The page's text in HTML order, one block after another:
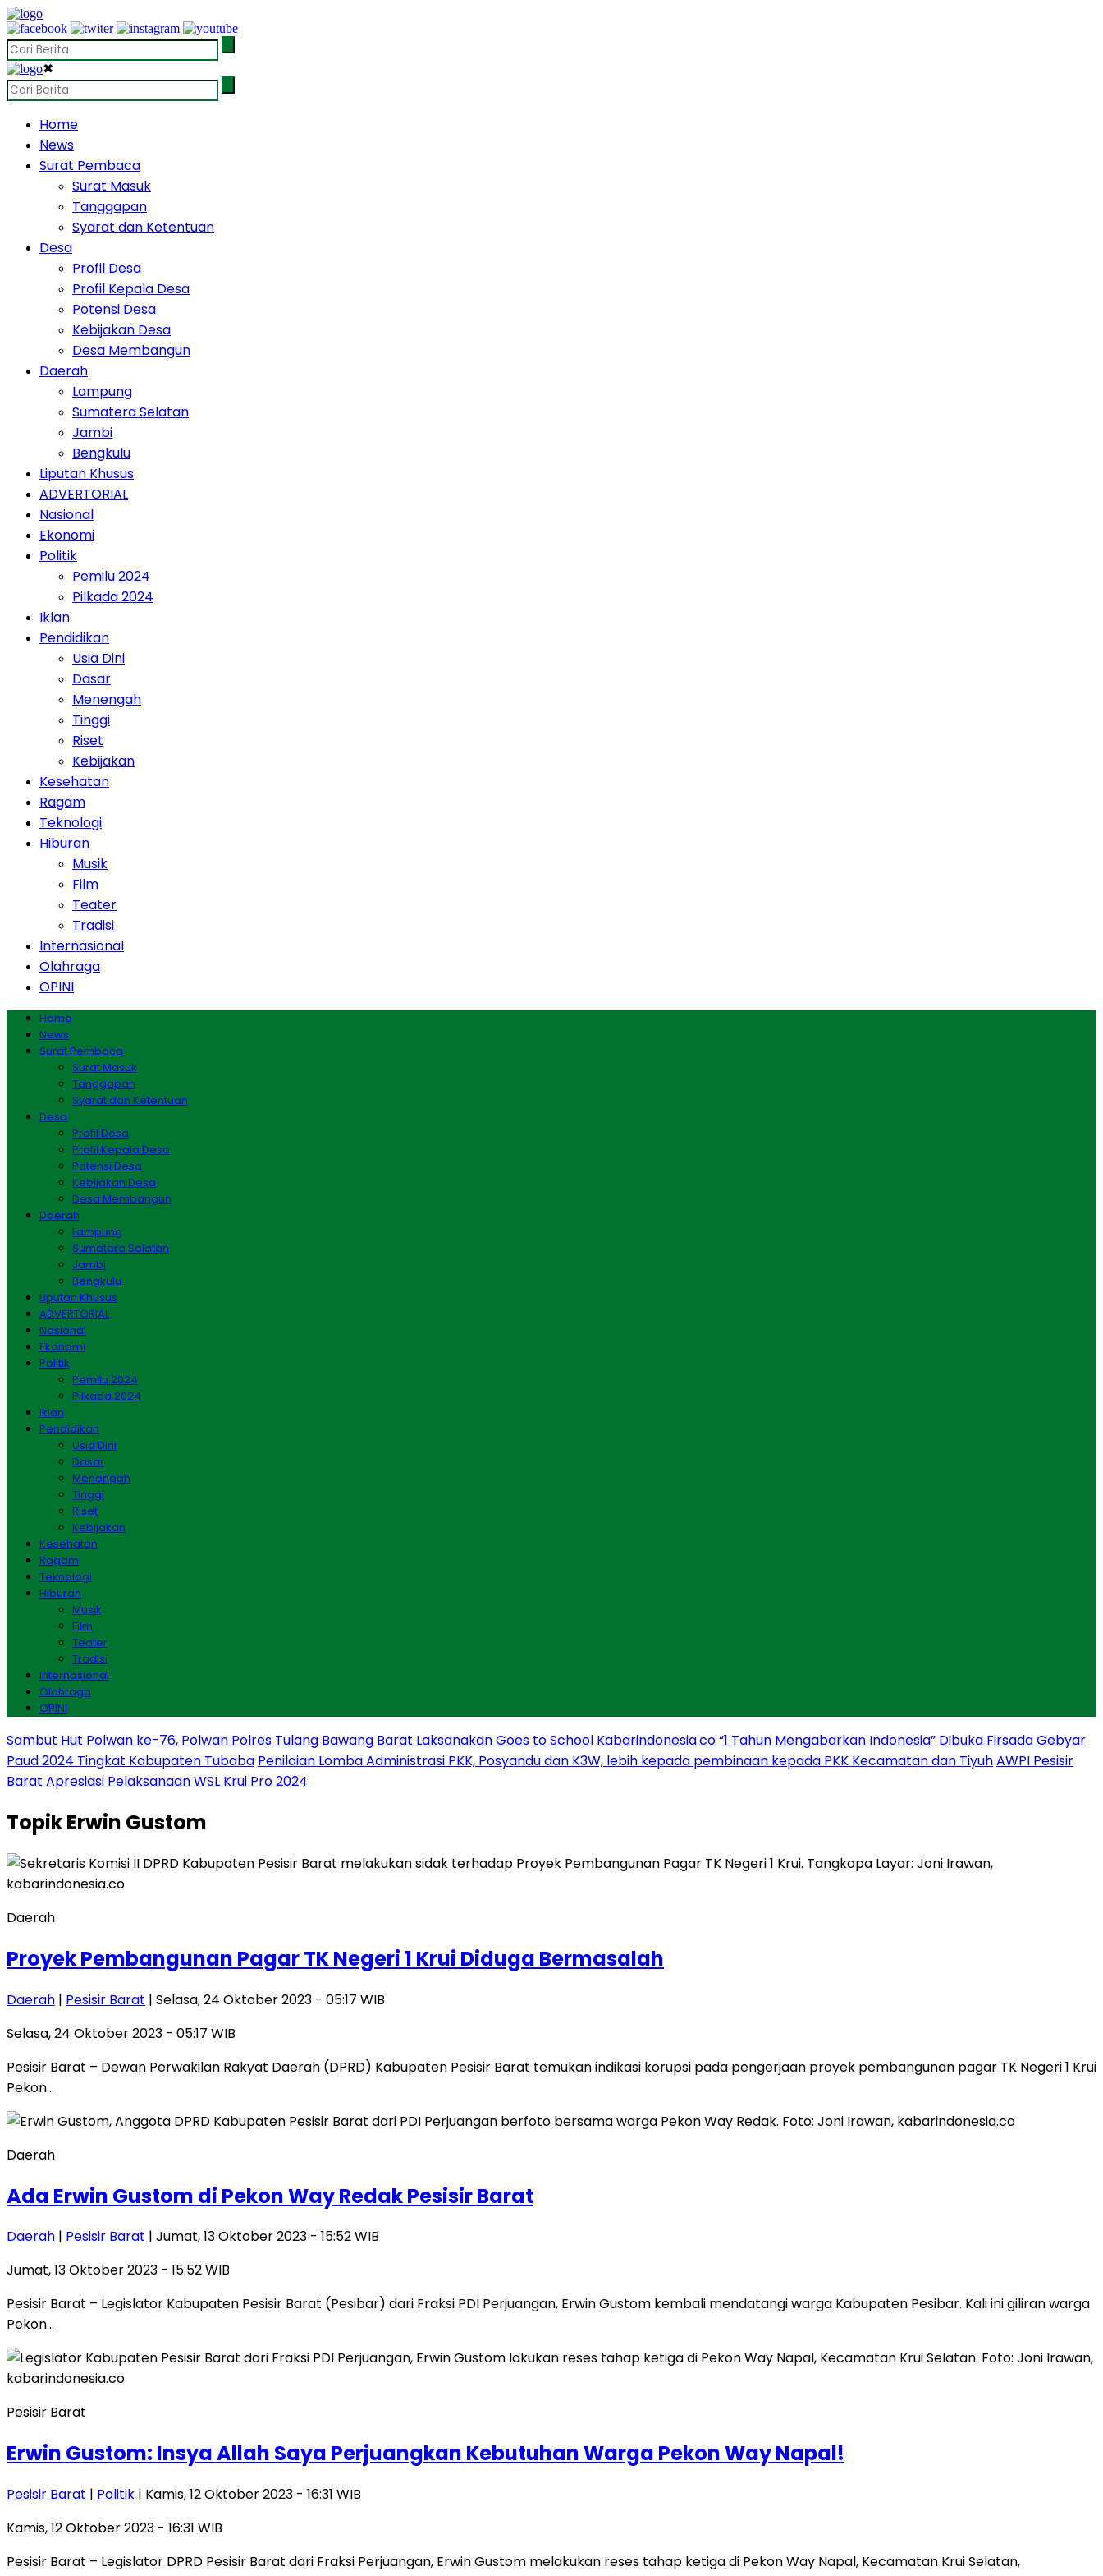
✖
Home
News
Surat Pembaca
Surat Masuk
Tanggapan
Syarat dan Ketentuan
Desa
Profil Desa
Profil Kepala Desa
Potensi Desa
Kebijakan Desa
Desa Membangun
Daerah
Lampung
Sumatera Selatan
Jambi
Bengkulu
Liputan Khusus
ADVERTORIAL
Nasional
Ekonomi
Politik
Pemilu 2024
Pilkada 2024
Iklan
Pendidikan
Usia Dini
Dasar
Menengah
Tinggi
Riset
Kebijakan
Kesehatan
Ragam
Teknologi
Hiburan
Musik
Film
Teater
Tradisi
Internasional
Olahraga
OPINI
Home
News
Surat Pembaca
Surat Masuk
Tanggapan
Syarat dan Ketentuan
Desa
Profil Desa
Profil Kepala Desa
Potensi Desa
Kebijakan Desa
Desa Membangun
Daerah
Lampung
Sumatera Selatan
Jambi
Bengkulu
Liputan Khusus
ADVERTORIAL
Nasional
Ekonomi
Politik
Pemilu 2024
Pilkada 2024
Iklan
Pendidikan
Usia Dini
Dasar
Menengah
Tinggi
Riset
Kebijakan
Kesehatan
Ragam
Teknologi
Hiburan
Musik
Film
Teater
Tradisi
Internasional
Olahraga
OPINI
Sambut Hut Polwan ke-76, Polwan Polres Tulang Bawang Barat Laksanakan Goes to School Kabarindonesia.co “1 Tahun Mengabarkan Indonesia” Dibuka Firsada Gebyar
Paud 2024 Tingkat Kabupaten Tubaba Penilaian Lomba Administrasi PKK, Posyandu dan K3W, lebih kepada pembinaan kepada PKK Kecamatan dan TiyuhAWPI Pesisir
Barat Apresiasi Pelaksanaan WSL Krui Pro 2024
TopikErwin Gustom
Daerah
Proyek Pembangunan Pagar TK Negeri 1 Krui Diduga Bermasalah
Daerah | Pesisir Barat | Selasa, 24 Oktober 2023 - 05:17 WIB
Selasa, 24 Oktober 2023 - 05:17 WIB
Pesisir Barat – Dewan Perwakilan Rakyat Daerah (DPRD) Kabupaten Pesisir Barat temukan indikasi korupsi pada pengerjaan proyek pembangunan pagar TK Negeri 1 Krui
Pekon…
Daerah
Ada Erwin Gustom di Pekon Way Redak Pesisir Barat
Daerah | Pesisir Barat | Jumat, 13 Oktober 2023 - 15:52 WIB
Jumat, 13 Oktober 2023 - 15:52 WIB
Pesisir Barat – Legislator Kabupaten Pesisir Barat (Pesibar) dari Fraksi PDI Perjuangan, Erwin Gustom kembali mendatangi warga Kabupaten Pesibar. Kali ini giliran warga
Pekon…
Pesisir Barat
Erwin Gustom: Insya Allah Saya Perjuangkan Kebutuhan Warga Pekon Way Napal!
Pesisir Barat | Politik | Kamis, 12 Oktober 2023 - 16:31 WIB
Kamis, 12 Oktober 2023 - 16:31 WIB
Pesisir Barat – Legislator DPRD Pesisir Barat dari Fraksi Perjuangan, Erwin Gustom melakukan reses tahap ketiga di Pekon Way Napal, Kecamatan Krui Selatan,